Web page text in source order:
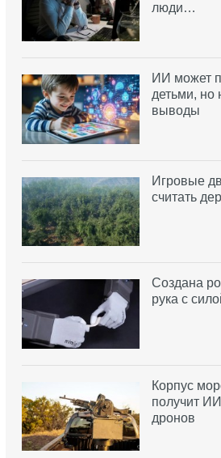
люди…
ИИ может
детьми, но
выводы
Игровые
считать
Создана
рука с
Корпус
получит
дронов